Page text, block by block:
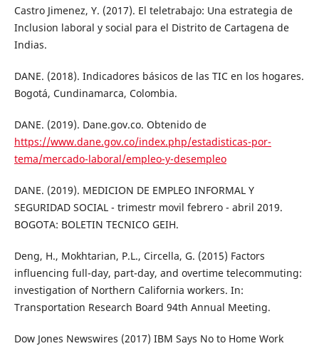
Castro Jimenez, Y. (2017). El teletrabajo: Una estrategia de
Inclusion laboral y social para el Distrito de Cartagena de
Indias.
DANE. (2018). Indicadores básicos de las TIC en los hogares.
Bogotá, Cundinamarca, Colombia.
DANE. (2019). Dane.gov.co. Obtenido de
https://www.dane.gov.co/index.php/estadisticas-por-
tema/mercado-laboral/empleo-y-desempleo
DANE. (2019). MEDICION DE EMPLEO INFORMAL Y
SEGURIDAD SOCIAL - trimestr movil febrero - abril 2019.
BOGOTA: BOLETIN TECNICO GEIH.
Deng, H., Mokhtarian, P.L., Circella, G. (2015) Factors
influencing full-day, part-day, and overtime telecommuting:
investigation of Northern California workers. In:
Transportation Research Board 94th Annual Meeting.
Dow Jones Newswires (2017) IBM Says No to Home Work